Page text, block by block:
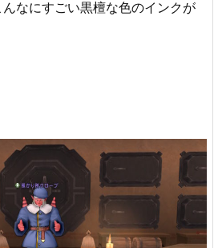
なにすごい黒檀な色のインクが